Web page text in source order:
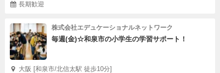
長期歓迎
株式会社エデュケーショナルネットワーク
毎週(金)☆和泉市の小学生の学習サポート！
大阪 [和泉市/北信太駅 徒歩10分]